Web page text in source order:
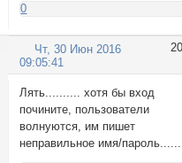
0
20
Чт, 30 Июн 2016
09:05:41
Лять.......... хотя бы вход
почините, пользователи
волнуются, им пишет
неправильное имя/пароль......